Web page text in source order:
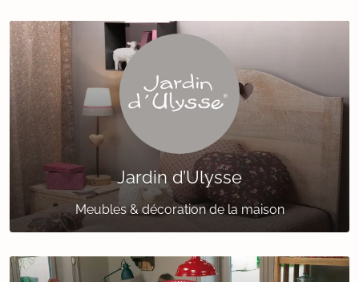
Jardin d’Ulysse
Meubles & décoration de la maison